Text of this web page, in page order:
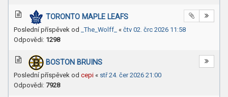
TORONTO MAPLE LEAFS
Poslední příspěvek od _The_Wolff_ « čtv 02. črc 2026 11:58
Odpovědi: 1298
BOSTON BRUINS
Poslední příspěvek od cepi « stř 24. čer 2026 21:00
Odpovědi: 7928